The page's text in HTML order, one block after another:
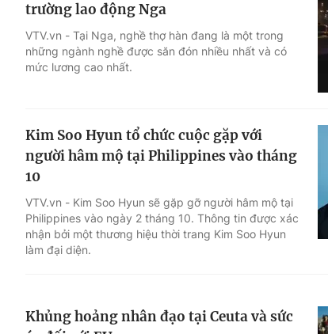
trường lao động Nga
VTV.vn - Tại Nga, nghề thợ hàn đang là một trong
những ngành nghề được săn đón nhiều nhất và có
mức lương cao nhất.
Kim Soo Hyun tổ chức cuộc gặp với
người hâm mộ tại Philippines vào tháng
10
VTV.vn - Kim Soo Hyun sẽ gặp gỡ người hâm mộ tại
Philippines vào ngày 2 tháng 10. Thông tin được xác
nhận bởi một thương hiệu thời trang Kim Soo Hyun
làm đại diện.
Khủng hoảng nhân đạo tại Ceuta và sức